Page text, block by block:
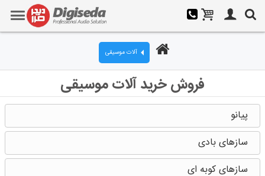
آلات موسیقی
فروش خرید آلات موسیقی
پیانو
سازهای بادی
سازهای کوبه ای